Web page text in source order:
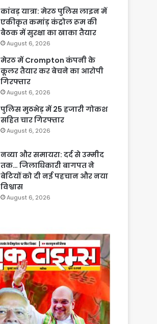
कांवड़ यात्रा: मेरठ पुलिस लाइन में
एकीकृत कमांड़ कंट्रोल रूम की
बैठक में सुरक्षा का खाका तैयार
August 6, 2026
मेरठ में Crompton कंपनी के
कूलर तैयार कर बेचने का आरोपी
गिरफ्तार
August 6, 2026
पुलिस मुठभेड़ में 25 हजारी गोकश
सहित चार गिरफ्तार
August 6, 2026
नव्या और समायरा: दर्द से उम्मीद
तक… जिलाधिकारी बागपत ने
बेटियों को दी नई पहचान और नया
विश्वास
August 6, 2026